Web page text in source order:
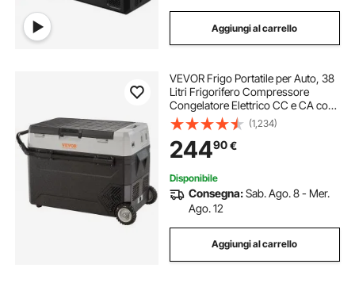
Aggiungi al carrello
VEVOR Frigo Portatile per Auto, 38
Litri Frigorifero Compressore
Congelatore Elettrico CC e CA con
Manico Telescopico e Ruote per
Campeggio 0,6kW.h Da -20°C a
10°C Regolabile per Auto Camion
Barca
(1,234)
24490€
Disponibile
Consegna:Sab. Ago. 8 - Mer.
Ago. 12
Aggiungi al carrello